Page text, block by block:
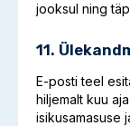
jooksul ning
11.
E-posti teel
hiljemalt kuu
isikusamasuse